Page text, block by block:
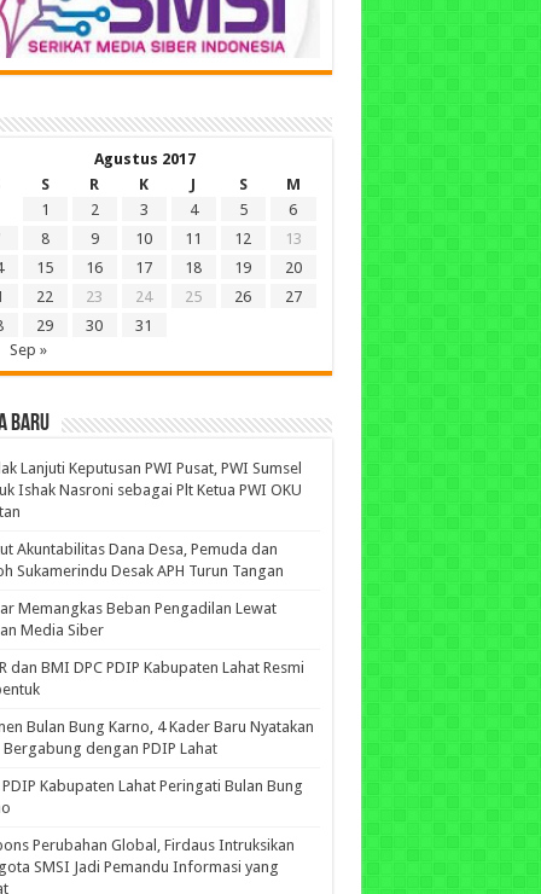
Agustus 2017
S R K J S
M
1
2 3 4 5
6
8 9 10 11 12
13
15 16 17 18 19
20
22 23 24 25 26
27
29 30
31
Sep »
BARU
Lanjuti Keputusan PWI Pusat, PWI Sumsel
Ishak Nasroni sebagai Plt Ketua PWI OKU
Akuntabilitas Dana Desa, Pemuda dan
Sukamerindu Desak APH Turun Tangan
Memangkas Beban Pengadilan Lewat
Media Siber
dan BMI DPC PDIP Kabupaten Lahat Resmi
Bulan Bung Karno, 4 Kader Baru Nyatakan
Bergabung dengan PDIP Lahat
PDIP Kabupaten Lahat Peringati Bulan Bung
Perubahan Global, Firdaus Intruksikan
SMSI Jadi Pemandu Informasi yang